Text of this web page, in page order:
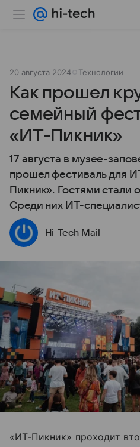
20 августа 2024 Технологии
Как прошел
семейный
«ИТ-Пикник»
17 августа в музее-
прошел фестиваль для
Пикник». Гостями стали
Среди них ИТ-
Hi-Tech Mail
«ИТ-Пикник» проходит